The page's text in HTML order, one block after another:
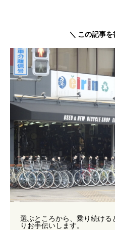
＼ この記事
選ぶところから、乗り続け
りお手伝いします。